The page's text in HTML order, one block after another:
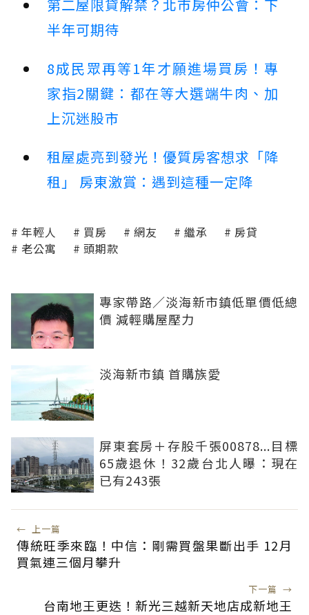
第二屋限貸解禁？北市房仲公會：下
半年可期待
8成民眾再等1年才願進場買房！專
家指2關鍵：都在等大選端牛肉、加
上沉迷股市
租屋處亮到發光！優質房客想求「降
租」 房東激賞：遇到這種一定降
年輕人 買房 網友 繼承
房貸
老公寓
頭期款
專家帶路／淡海新市鎮低單價低總
價 減輕購屋壓力
淡海新市鎮 首購族愛
屏東套房＋存股千張00878...目標
65歲退休！32歲台北人曝：現在
已有243張
← 上一篇
傳統旺季來臨！中信：剛需買盤果斷出手 12月
買氣連三個月攀升
下一篇 →
台南地王更迭！新光三越新天地店成新地王